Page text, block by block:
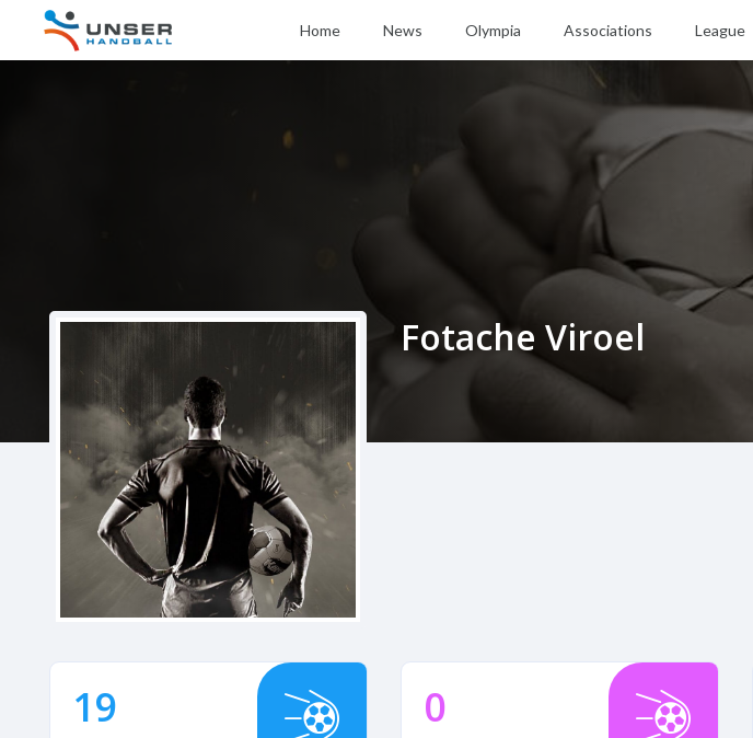
Home News Olympia Associations League
Fotache Viroel
19 0